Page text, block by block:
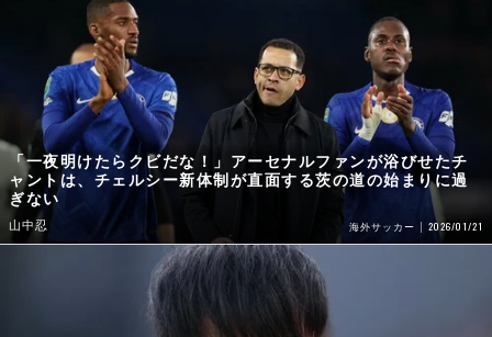
「一夜明けたらクビだな！」アーセナルファンが浴びせたチ
ャントは、チェルシー新体制が直面する茨の道の始まりに過
ぎない
山中忍 海外サッカー 2026/01/21